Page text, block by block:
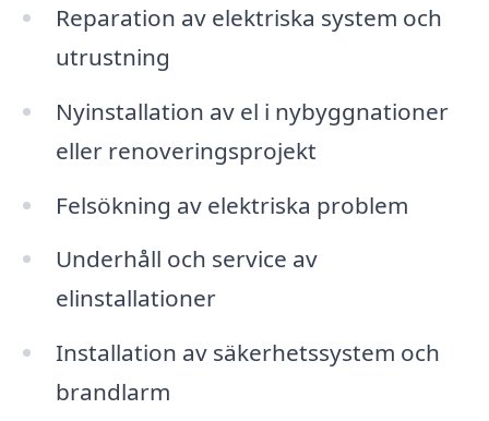
Reparation av elektriska system och
utrustning
Nyinstallation av el i nybyggnationer
eller renoveringsprojekt
Felsökning av elektriska problem
Underhåll och service av
elinstallationer
Installation av säkerhetssystem och
brandlarm